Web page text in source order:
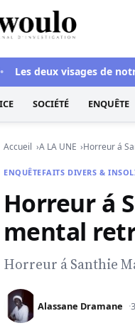
le premier site
deux visages de notre
SOCIÉTÉ ENQUÊTE
Accueil A LA UNE Horreur á
ENQUÊTEFAITS DIVERS &
Horreur á
mental
Horreur á Santhie
Alassane Dramane